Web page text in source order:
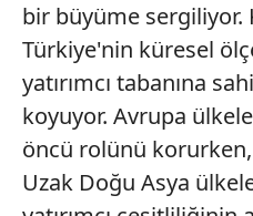
Sitemizde kendimize ve
kullanılmaktadır. Bu çerezler
verileriniz işlenmekte olup
toplumu hizmetlerinin
kullanılmaktadır. Diğer
kılınması ve
reklam/pazarlama
sınırlı olarak açık rızanız
bir büyüme sergiliyor.
Türkiye'nin küresel
yatırımcı tabanına
koyuyor. Avrupa
öncü rolünü
Uzak Doğu Asya